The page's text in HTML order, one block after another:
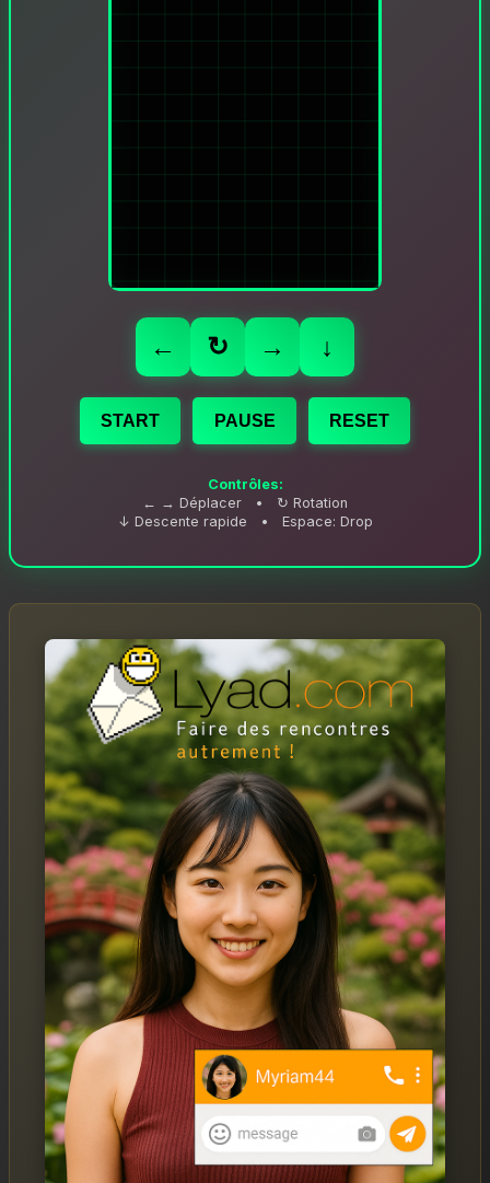
← ↻ → ↓
START PAUSE RESET
Contrôles:
← → Déplacer • ↻ Rotation
↓ Descente rapide • Espace: Drop